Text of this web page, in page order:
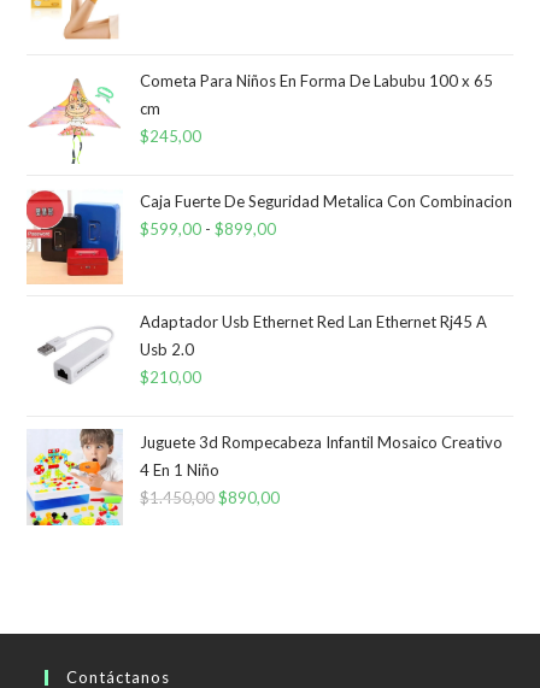
Cometa Para Niños En Forma De Labubu 100 x 65
cm
$245,00
Caja Fuerte De Seguridad Metalica Con Combinacion
$599,00 - $899,00Rango
desde
Adaptador Usb Ethernet Red Lan Ethernet Rj45 A
Usb 2.0
$210,00
Juguete 3d Rompecabeza Infantil Mosaico Creativo
4 En 1 Niño
$1.450,00El
$890,00El
Contáctanos